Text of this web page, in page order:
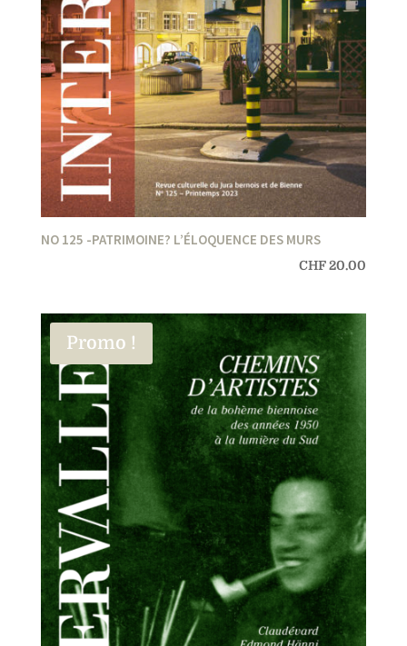
NO 125 -PATRIMOINE? L’ÉLOQUENCE DES MURS
CHF20.00
Promo !